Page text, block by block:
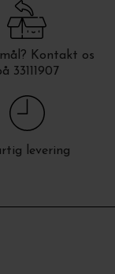
Kontakt os
33111907
levering